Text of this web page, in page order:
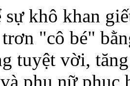
khô khan
"cô bé"
tuyệt vời,
phụ nữ